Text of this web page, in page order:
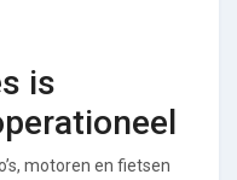
is
motoren en fietsen